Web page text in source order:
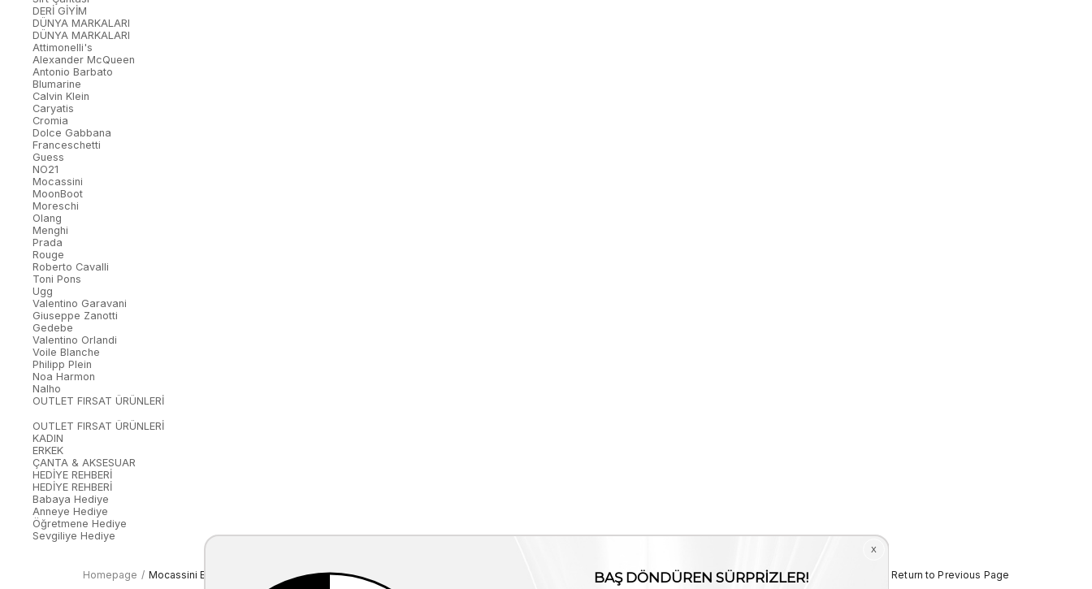
DERİ GİYİM
DÜNYA MARKALARI
DÜNYA MARKALARI
Attimonelli's
Alexander McQueen
Antonio Barbato
Blumarine
Calvin Klein
Caryatis
Cromia
Dolce Gabbana
Franceschetti
Guess
NO21
Mocassini
MoonBoot
Moreschi
Olang
Menghi
Prada
Rouge
Roberto Cavalli
Toni Pons
Ugg
Valentino Garavani
Giuseppe Zanotti
Gedebe
Valentino Orlandi
Voile Blanche
Philipp Plein
Noa Harmon
Nalho
OUTLET FIRSAT ÜRÜNLERİ
OUTLET FIRSAT ÜRÜNLERİ
KADIN
ERKEK
ÇANTA & AKSESUAR
HEDİYE REHBERİ
HEDİYE REHBERİ
Babaya Hediye
Anneye Hediye
Öğretmene Hediye
Sevgiliye Hediye
Homepage Mocassini Erkek Tekstil Naturel Deri Mont < < Return to Previous Page